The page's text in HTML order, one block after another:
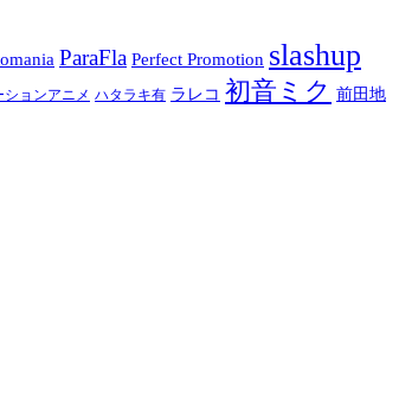
ParaFla Perfect Promotion slashup
ョンアニメ ハタラキ有 ラレコ 初音ミク 前田地